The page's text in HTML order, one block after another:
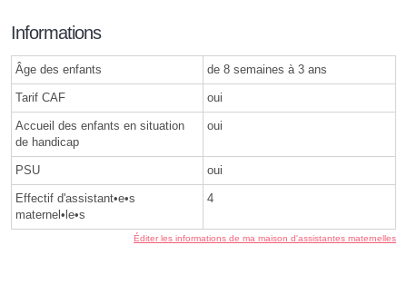
Informations
Âge des enfants de 8 semaines à 3 ans
Tarif CAF oui
Accueil des enfants en situation
de handicap
oui
PSU oui
Effectif d'assistant•e•s
maternel•le•s
4
Éditer les informations de ma maison d'assistantes maternelles